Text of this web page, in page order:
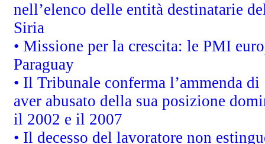
nell’elenco delle entità destinatarie
Siria
• Missione per la crescita: le PMI
Paraguay
• Il Tribunale conferma l’ammenda
aver abusato della sua posizione
il 2002 e il 2007
• Il decesso del lavoratore non